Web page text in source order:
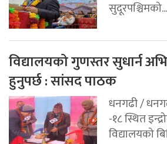
सुदूरपश्चिमको...
विद्यालयको गुणस्तर सुधार्न
हुनुपर्छ : सांसद पाठक
धनगढी /
-१८ स्थित
विद्यालयको